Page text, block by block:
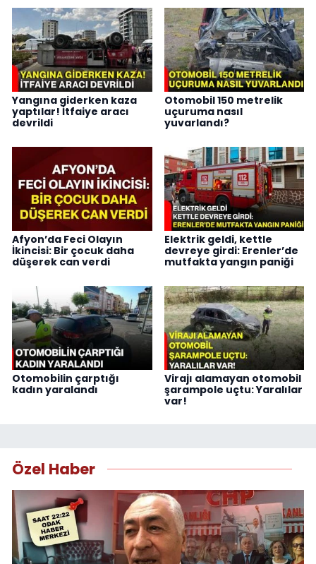
Yangına giderken kaza
yaptılar! İtfaiye aracı
devrildi
Otomobil 150 metrelik
uçuruma nasıl
yuvarlandı?
Afyon’da Feci Olayın
İkincisi: Bir çocuk daha
düşerek can verdi
Elektrik geldi, kettle
devreye girdi: Erenler’de
mutfakta yangın paniği
Otomobilin çarptığı
kadın yaralandı
Virajı alamayan otomobil
şarampole uçtu: Yaralılar
var!
Özel Haber